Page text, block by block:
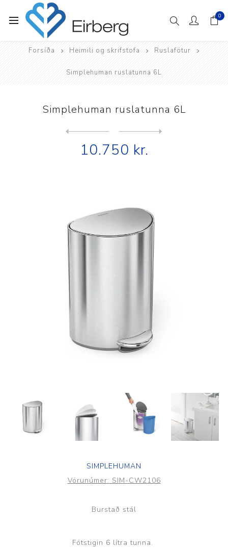
0
Forsíða Heimili og skrifstofa Ruslafötur
Simplehuman ruslatunna 6L
Simplehuman ruslatunna 6L
10.750 kr.
SIMPLEHUMAN
Vörunúmer: SIM-CW2106
Burstað stál
Fótstigin 6 lítra tunna.